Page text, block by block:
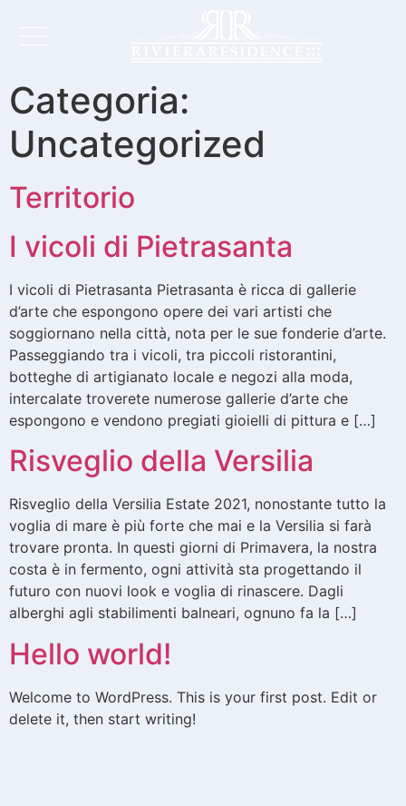
Categoria:
Uncategorized
Territorio
I vicoli di Pietrasanta
I vicoli di Pietrasanta Pietrasanta è ricca di gallerie
d’arte che espongono opere dei vari artisti che
soggiornano nella città, nota per le sue fonderie d’arte.
Passeggiando tra i vicoli, tra piccoli ristorantini,
botteghe di artigianato locale e negozi alla moda,
intercalate troverete numerose gallerie d’arte che
espongono e vendono pregiati gioielli di pittura e […]
Risveglio della Versilia
Risveglio della Versilia Estate 2021, nonostante tutto la
voglia di mare è più forte che mai e la Versilia si farà
trovare pronta. In questi giorni di Primavera, la nostra
costa è in fermento, ogni attività sta progettando il
futuro con nuovi look e voglia di rinascere. Dagli
alberghi agli stabilimenti balneari, ognuno fa la […]
Hello world!
Welcome to WordPress. This is your first post. Edit or
delete it, then start writing!